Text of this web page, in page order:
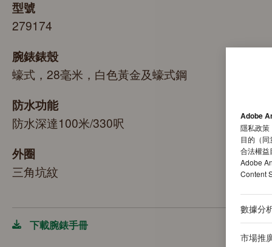
型號
279174
腕錶錶殼
蠔式，28毫米，白色黃金及蠔式鋼
防水功能
防水深達100米/330呎
外圈
三角坑紋
下載腕錶手冊
Adobe
隱私政策
目的（同
合法權益
Adobe
Content
數據分
市場推